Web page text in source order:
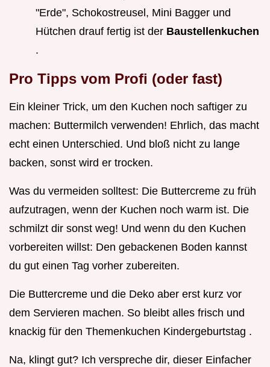
"Erde", Schokostreusel, Mini Bagger und
Hütchen drauf fertig ist der Baustellenkuchen
.
Pro Tipps vom Profi (oder fast)
Ein kleiner Trick, um den Kuchen noch saftiger zu
machen: Buttermilch verwenden! Ehrlich, das macht
echt einen Unterschied. Und bloß nicht zu lange
backen, sonst wird er trocken.
Was du vermeiden solltest: Die Buttercreme zu früh
aufzutragen, wenn der Kuchen noch warm ist. Die
schmilzt dir sonst weg! Und wenn du den Kuchen
vorbereiten willst: Den gebackenen Boden kannst
du gut einen Tag vorher zubereiten.
Die Buttercreme und die Deko aber erst kurz vor
dem Servieren machen. So bleibt alles frisch und
knackig für den Themenkuchen Kindergeburtstag .
Na, klingt gut? Ich verspreche dir, dieser Einfacher